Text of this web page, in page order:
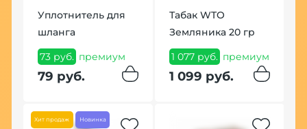
Уплотнитель для
шланга
73 руб. премиум
79 руб.
Табак WTO
Земляника 20 гр
1 077 руб. премиум
1 099 руб.
Хит продаж Новинка